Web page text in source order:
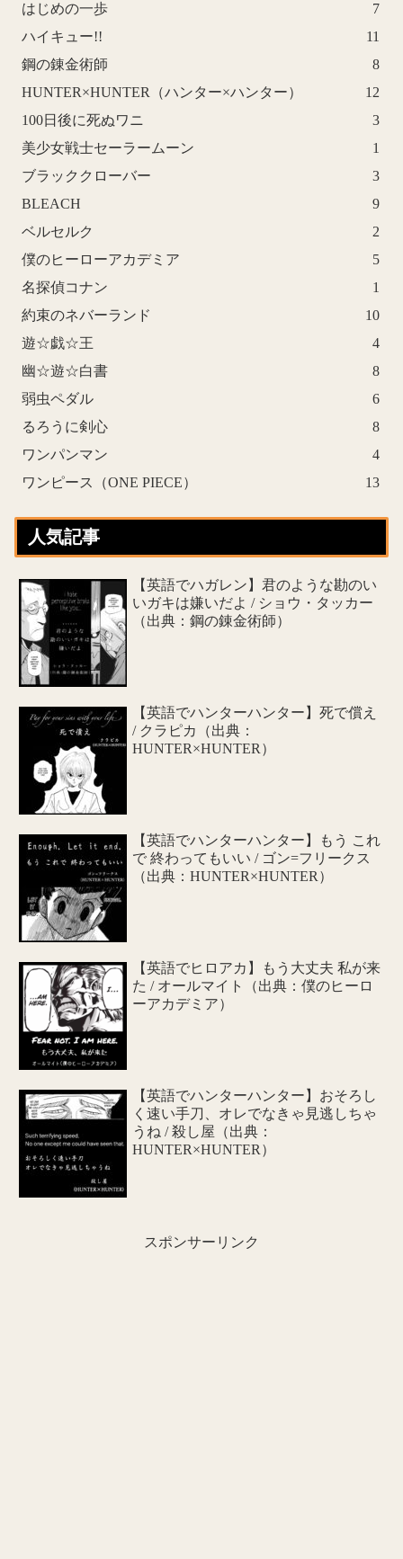
はじめの一歩
7
ハイキュー!!
11
鋼の錬金術師
8
HUNTER×HUNTER（ハンター×ハンター）
12
100日後に死ぬワニ
3
美少女戦士セーラームーン
1
ブラッククローバー
3
BLEACH
9
ベルセルク
2
僕のヒーローアカデミア
5
名探偵コナン
1
約束のネバーランド
10
遊☆戯☆王
4
幽☆遊☆白書
8
弱虫ペダル
6
るろうに剣心
8
ワンパンマン
4
ワンピース（ONE PIECE）
13
人気記事
【英語でハガレン】君のような勘のい
いガキは嫌いだよ / ショウ・タッカー
（出典：鋼の錬金術師）
【英語でハンターハンター】死で償え
/ クラピカ（出典：
HUNTER×HUNTER）
【英語でハンターハンター】もう これ
で 終わってもいい / ゴン=フリークス
（出典：HUNTER×HUNTER）
【英語でヒロアカ】もう大丈夫 私が来
た / オールマイト（出典：僕のヒーロ
ーアカデミア）
【英語でハンターハンター】おそろし
く速い手刀、オレでなきゃ見逃しちゃ
うね / 殺し屋（出典：
HUNTER×HUNTER）
スポンサーリンク